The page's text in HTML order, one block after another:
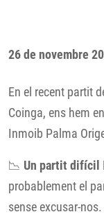
26 de novembre
En el recent partit
Coinga, ens hem
Inmoib Palma
📉 Un partit difícil
probablement el
sense excusar-nos.